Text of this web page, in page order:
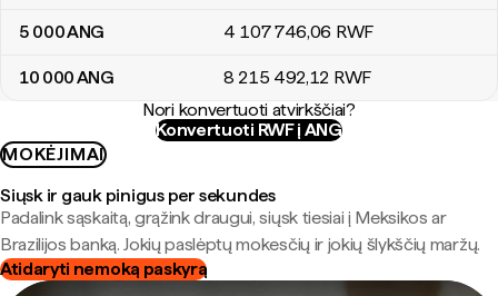
5 000ANG 4 107 746,06 RWF
10 000ANG 8 215 492,12 RWF
Nori konvertuoti atvirkščiai?
Konvertuoti RWF į ANG
MOKĖJIMAI
Siųsk ir gauk pinigus per sekundes
Padalink sąskaitą, grąžink draugui, siųsk tiesiai į Meksikos ar
Brazilijos banką. Jokių paslėptų mokesčių ir jokių šlykščių maržų.
Atidaryti nemoką paskyrą